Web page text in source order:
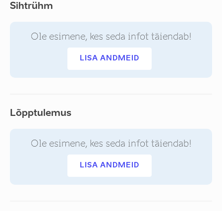
Sihtrühm
Ole esimene, kes seda infot täiendab!
LISA ANDMEID
Lõpptulemus
Ole esimene, kes seda infot täiendab!
LISA ANDMEID